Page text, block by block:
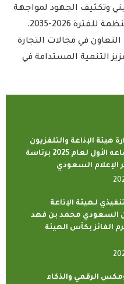
وتكثيف الجهود لمواجهة
2026-2035.
في مجالات التجارة
التنمية المستدامة في
هيئة الإذاعة والتلفزيون
يعقد اجتماعه الأول لعام 2025 برئاسة
الإعلام السعودي
لـهيئة الإذاعة
السعودي محمد بن فهد
الفائز بكأس الهيئة
الرقمي والذكاء